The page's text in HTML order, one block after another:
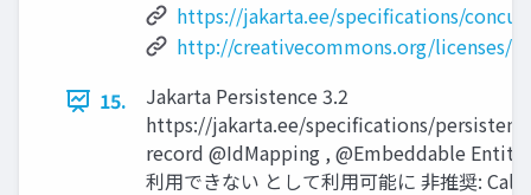
https://jakarta.ee/specifications/
http://creativecommons.org/licenses/
15.
Jakarta Persistence 3.2
https://jakarta.ee/specifications/
record @IdMapping , @Embeddable Entity
利用できない として利用可能に 非推奨: